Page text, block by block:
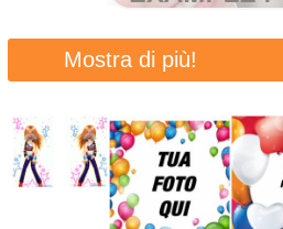
Mostra di più!